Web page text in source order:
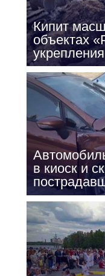
Кипит
объектах
в киоск и